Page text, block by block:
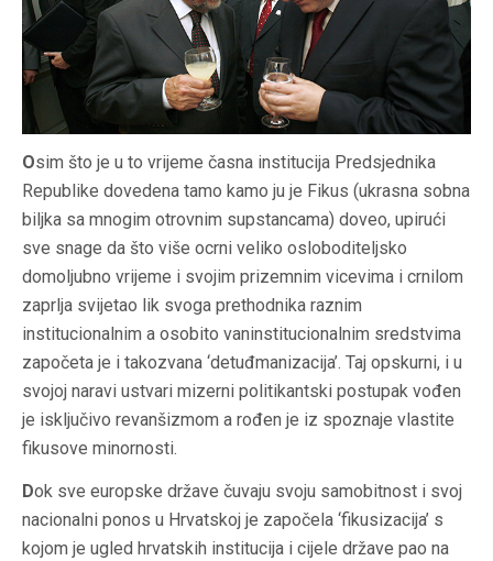
Osim što je u to vrijeme časna institucija Predsjednika
Republike dovedena tamo kamo ju je Fikus (ukrasna sobna
biljka sa mnogim otrovnim supstancama) doveo, upirući
sve snage da što više ocrni veliko osloboditeljsko
domoljubno vrijeme i svojim prizemnim vicevima i crnilom
zaprlja svijetao lik svoga prethodnika raznim
institucionalnim a osobito vaninstitucionalnim sredstvima
započeta je i takozvana ‘detuđmanizacija’. Taj opskurni, i u
svojoj naravi ustvari mizerni politikantski postupak vođen
je isključivo revanšizmom a rođen je iz spoznaje vlastite
fikusove minornosti.
Dok sve europske države čuvaju svoju samobitnost i svoj
nacionalni ponos u Hrvatskoj je započela ‘fikusizacija’ s
kojom je ugled hrvatskih institucija i cijele države pao na